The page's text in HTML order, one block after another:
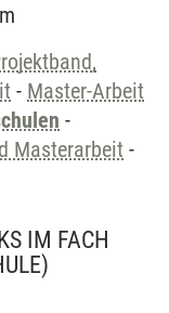
- Master-Arbeit
-
Masterarbeit -
IM FACH